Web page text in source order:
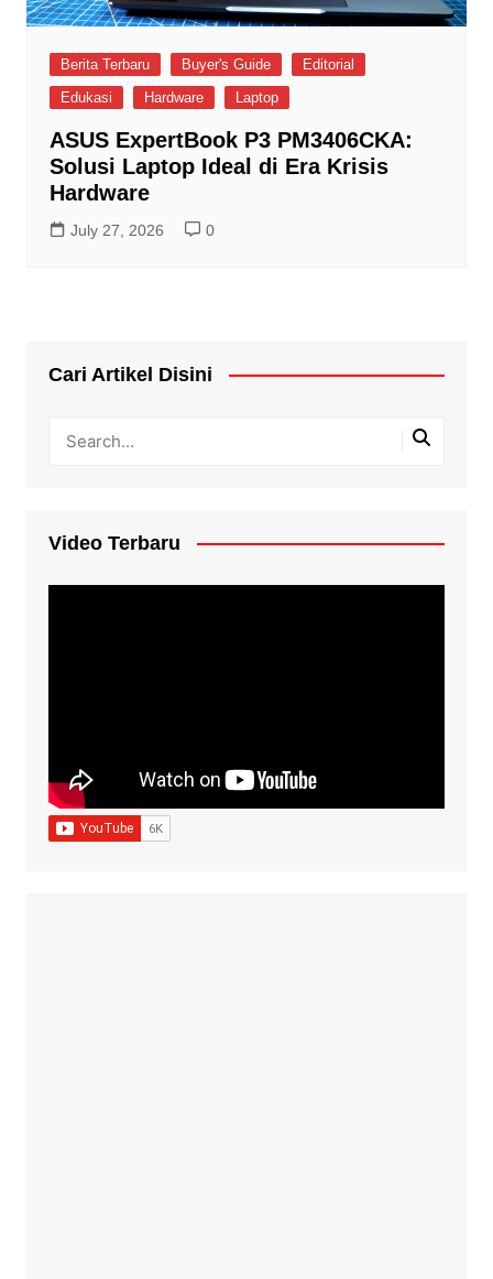
Berita Terbaru Buyer's Guide
Editorial
Edukasi
Hardware Laptop
ASUS ExpertBook P3 PM3406CKA:
Solusi Laptop Ideal di Era Krisis
Hardware
July 27, 2026 0
Cari Artikel Disini
Video Terbaru